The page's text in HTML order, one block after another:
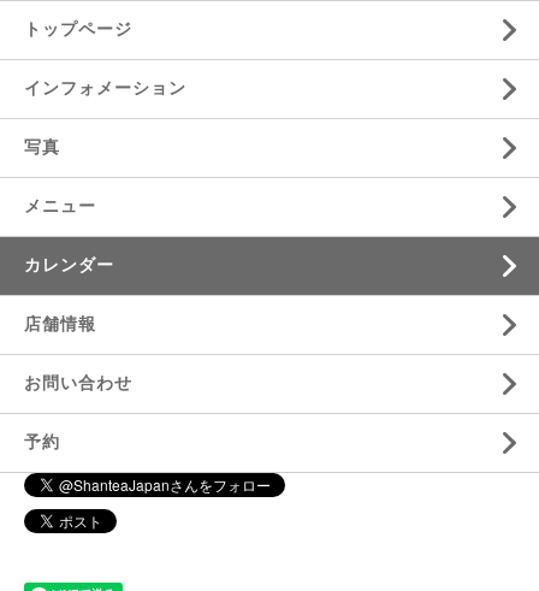
トップページ
インフォメーション
写真
メニュー
カレンダー
店舗情報
お問い合わせ
予約